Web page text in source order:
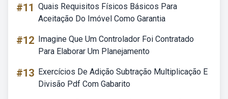
#11 Quais Requisitos Físicos Básicos Para
Aceitação Do Imóvel Como Garantia
#12 Imagine Que Um Controlador Foi Contratado
Para Elaborar Um Planejamento
#13 Exercícios De Adição Subtração Multiplicação E
Divisão Pdf Com Gabarito